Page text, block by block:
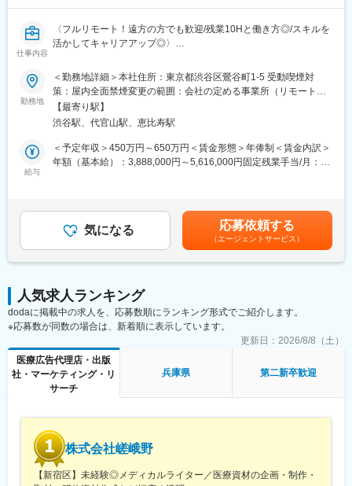
※少数精鋭で実力主義、かつ積極性・協力性・スピードを重んじる
組織です。
早期にチームリードをお任せするケースもあります。
ディレクター、UXUIデザイナー、エンジニア（バックエンド、フ
ロントエンド、インフラ、AI各種在籍。業務委託・外注含む）で
プロダクトチームを組成。現PdMは業務委託で活躍されており、
今回は正社員のプロダクトマネージャーとして中心的な役割をお
※医療業界経験者も居りますので、業界知識は不問です。
全国フルリモート制を導入しており、場所を縛られず拡大中の自
社サービスに携わりたい方にお勧めです。
四半期に一回程度の対面で会うキックオフの機会もご用意してお
ります。
変更の範囲：会社の定める業務
仕事内容
〈フルリモート！遠方の方でも歓迎/残業10Hと働き方◎/スキルを
活かしてキャリアアップ◎〉
■業務概要：
グループ会社が運営支援している全国23院の歯科クリニックのマ
ーケティングに携わっていただくポジションです。toC領域での
GoogleやYahoo！リスティング広告やSEOをメインに活躍されて
来られた方を募集しています。
歯科矯正マーケティングの領域において、国内トップクラスのノ
ウハウをもつマーケターと一緒に業務を行っていただけます。
■業務内容詳細：
・Googleリスティング広告、SNS広告を中心に運用
・LPOの企画立案からLP制作のディレクション・広告バナー／動
画広告／記事LP／LP／HP／ステップメール etc. の企画・ライテ
ィング・制作ディレクション・制作物ディレクション業務に関わ
る社内、社外関係者との折衝
※スキル次第では、更に上流のペルソナ設計や適切な訴求プランの
構築などもお任せしたいと思っています。
意とする分野で活躍いただいております。
30代～40代のメンバーがほとんどで、若手にも活躍のチャンスが
あります。
遠方のメンバーもいるため、フルリモートが基本となります。そ
勤務地
＜勤務地詳細＞本社住所：東京都渋谷区鶯谷町1-5 受動喫煙対
策：屋内全面禁煙変更の範囲：会社の定める事業所（リモートワ
ーク含む）
【最寄り駅】
渋谷駅、代官山駅、恵比寿駅
給与
＜予定年収＞450万円～650万円＜賃金形態＞年俸制＜賃金内訳＞
年額（基本給）：3,888,000円～5,616,000円固定残業手当/月：
あくまでも目安の金額であり、選考を通じて上下する可能性があ
ります。月給(月額)は固定手当を含めた表記です。
気になる 応募依頼する
（エージェントサービス）
人気求人ランキング
dodaに掲載中の求人を、応募数順にランキング形式でご紹介します。
※応募数が同数の場合は、新着順に表示しています。
更新日： 2026/8/8（土）
医療広告代理店・出版
社・マーケティング・リ
サーチ
兵庫県 第二新卒歓迎
株式会社嵯峨野
【新宿区】未経験◎メディカルライター／医療資材の企画・制作・